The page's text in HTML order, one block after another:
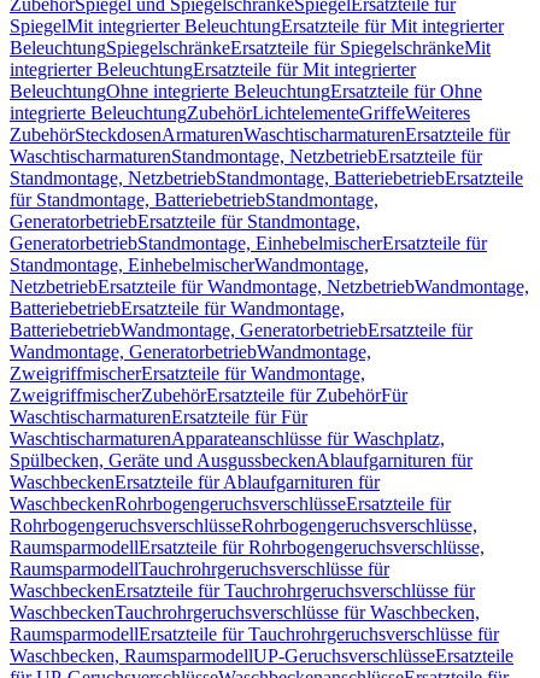
ZubehörSpiegel und SpiegelschränkeSpiegel Ersatzteile für
SpiegelMit integrierter BeleuchtungErsatzteile für Mit integrierter
BeleuchtungSpiegelschränkeErsatzteile für SpiegelschränkeMit
integrierter BeleuchtungErsatzteile für Mit integrierter
BeleuchtungOhne integrierte BeleuchtungErsatzteile für Ohne
integrierte BeleuchtungZubehörLichtelementeGriffeWeiteres
ZubehörSteckdosenArmaturenWaschtischarmaturenErsatzteile für
WaschtischarmaturenStandmontage, NetzbetriebErsatzteile für
Standmontage, NetzbetriebStandmontage, BatteriebetriebErsatzteile
für Standmontage, BatteriebetriebStandmontage,
GeneratorbetriebErsatzteile für Standmontage,
GeneratorbetriebStandmontage, EinhebelmischerErsatzteile für
Standmontage, EinhebelmischerWandmontage,
NetzbetriebErsatzteile für Wandmontage, NetzbetriebWandmontage,
BatteriebetriebErsatzteile für Wandmontage,
BatteriebetriebWandmontage, GeneratorbetriebErsatzteile für
Wandmontage, GeneratorbetriebWandmontage,
ZweigriffmischerErsatzteile für Wandmontage,
ZweigriffmischerZubehörErsatzteile für ZubehörFür
WaschtischarmaturenErsatzteile für Für
WaschtischarmaturenApparateanschlüsse für Waschplatz,
Spülbecken, Geräte und AusgussbeckenAblaufgarnituren für
WaschbeckenErsatzteile für Ablaufgarnituren für
WaschbeckenRohrbogengeruchsverschlüsseErsatzteile für
RohrbogengeruchsverschlüsseRohrbogengeruchsverschlüsse,
RaumsparmodellErsatzteile für Rohrbogengeruchsverschlüsse,
RaumsparmodellTauchrohrgeruchsverschlüsse für
WaschbeckenErsatzteile für Tauchrohrgeruchsverschlüsse für
WaschbeckenTauchrohrgeruchsverschlüsse für Waschbecken,
RaumsparmodellErsatzteile für Tauchrohrgeruchsverschlüsse für
Waschbecken, RaumsparmodellUP-GeruchsverschlüsseErsatzteile